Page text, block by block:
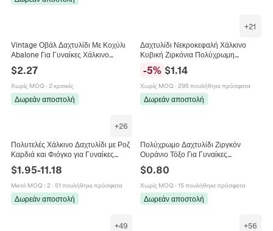
Vintage Οβάλ Δαχτυλίδι Με Κοχύλι
Abalone Για Γυναίκες Χάλκινο
Επιχρυσωμένο Ρυθμιζόμενο
Κόσμημα
$2.27
Χωρίς MOQ · 2 κριτικές
Δωρεάν αποστολή
+21
Δαχτυλίδι Νεκροκεφαλή Χάλκινο
Κυβική Ζιρκόνια Πολύχρωμη
Στρογγυλή Πέτρα Γοτθικό Πανκ
Κοσμήματα Για Γυναίκες Άνδρες
Μόδα
-5% $1.14
Χωρίς MOQ · 295 πουλήθηκε πρόσφατα
Δωρεάν αποστολή
+26
Πολυτελές Χάλκινο Δαχτυλίδι με Ροζ
Καρδιά και Φιόγκο για Γυναίκες
Κομψά Ένθετα Στρας Κοσμήματα
Μόδας Λουλούδι Πεταλούδα
Ρομαντικό Ανοιχτό Δαχτυλίδι
$1.95-11.18
Μικτό MOQ : 2· 51 πουλήθηκε πρόσφατα
Δωρεάν αποστολή
Πολύχρωμο Δαχτυλίδι Ζιργκόν
Ουράνιο Τόξο Για Γυναίκες
Ακανόνιστες Πολύχρωμες Πέτρες
Χάλκινη Μπάντα Ρετρό Κόσμημα
$0.80
Χωρίς MOQ · 15 πουλήθηκε πρόσφατα
Δωρεάν αποστολή
+49 +56